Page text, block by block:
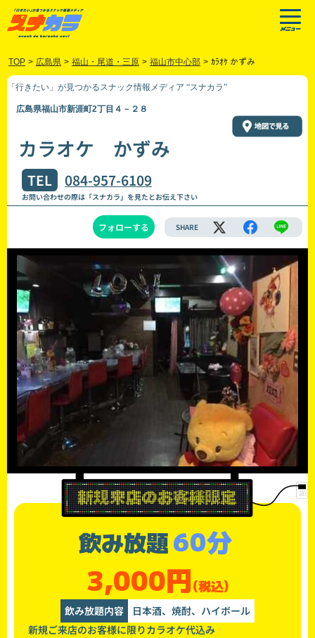
TOP > 広島県 > 福山・尾道・三原 > 福山市中心部 > ｶﾗｵｹ かずみ
「行きたい」が見つかるスナック情報メディア “スナカラ”
広島県福山市新涯町2丁目４－２８
カラオケ かずみ
TEL 084-957-6109
お問い合わせの際は「スナカラ」を見たとお伝え下さい
フォローする SHARE
飲み放題60分
3,000円(税込)
飲み放題内容
日本酒、焼酎、ハイボール
新規ご来店のお客様に限りカラオケ代込み